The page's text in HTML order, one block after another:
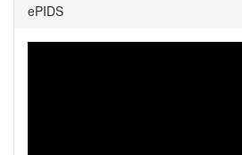
ePIDS